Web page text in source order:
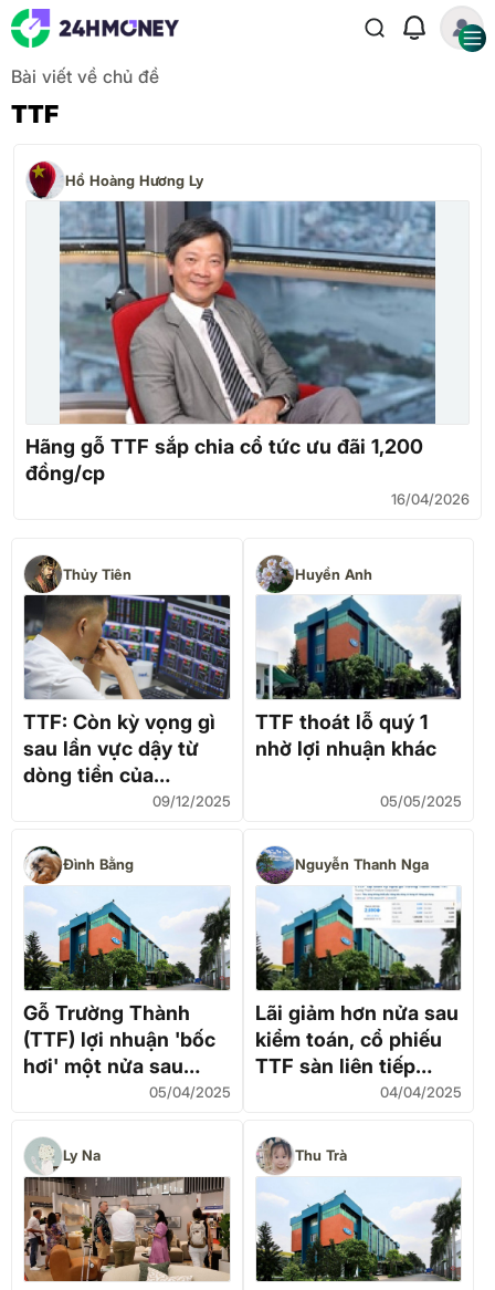
Bài viết về chủ đề
TTF
Hồ Hoàng Hương Ly
Hãng gỗ TTF sắp chia cổ tức ưu đãi 1,200
đồng/cp
16/04/2026
Thủy Tiên
TTF: Còn kỳ vọng gì
sau lần vực dậy từ
dòng tiền của
09/12/2025
Huyền Anh
TTF thoát lỗ quý 1
nhờ lợi nhuận khác
05/05/2025
Đình Bằng
Gỗ Trường Thành
(TTF) lợi nhuận 'bốc
hơi' một nửa sau
kiểm toán, vẫn lỗ lũy
05/04/2025
Nguyễn Thanh Nga
Lãi giảm hơn nửa sau
kiểm toán, cổ phiếu
TTF sàn liên tiếp
trước cú sốc thuế Mỹ
04/04/2025
Ly Na Thu Trà